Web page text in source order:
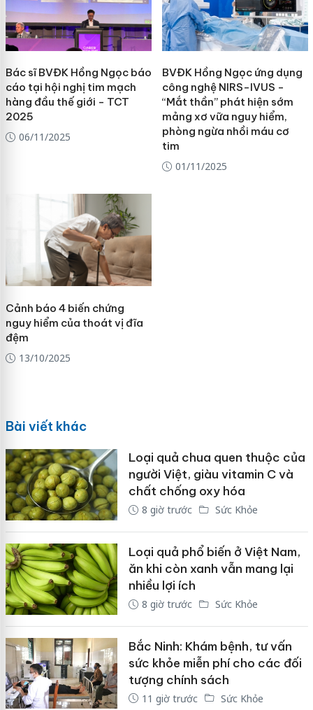
Bác sĩ BVĐK Hồng Ngọc báo
cáo tại hội nghị tim mạch
hàng đầu thế giới - TCT
2025
06/11/2025
BVĐK Hồng Ngọc ứng dụng
công nghệ NIRS-IVUS -
“Mắt thần” phát hiện sớm
mảng xơ vữa nguy hiểm,
phòng ngừa nhồi máu cơ
tim
01/11/2025
Cảnh báo 4 biến chứng
nguy hiểm của thoát vị đĩa
đệm
13/10/2025
Bài viết khác
Loại quả chua quen thuộc của
người Việt, giàu vitamin C và
chất chống oxy hóa
8 giờ trước Sức Khỏe
Loại quả phổ biến ở Việt Nam,
ăn khi còn xanh vẫn mang lại
nhiều lợi ích
8 giờ trước Sức Khỏe
Bắc Ninh: Khám bệnh, tư vấn
sức khỏe miễn phí cho các đối
tượng chính sách
11 giờ trước Sức Khỏe